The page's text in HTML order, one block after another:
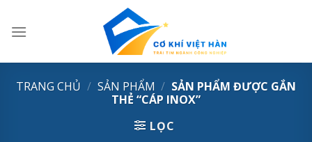
TRANG CHỦ / SẢN PHẨM / SẢN PHẨM ĐƯỢC GẮN
THẺ “CÁP INOX”
LỌC